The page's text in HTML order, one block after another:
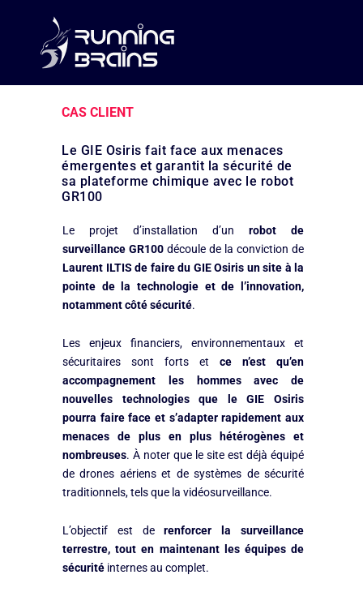
CAS CLIENT
Le GIE Osiris fait face aux menaces
émergentes et garantit la sécurité de
sa plateforme chimique avec le robot
GR100
Le projet d’installation d’un robot de
surveillance GR100 découle de la conviction de
Laurent ILTIS de faire du GIE Osiris un site à la
pointe de la technologie et de l’innovation,
notamment côté sécurité.
Les enjeux financiers, environnementaux et
sécuritaires sont forts et ce n’est qu’en
accompagnement les hommes avec de
nouvelles technologies que le GIE Osiris
pourra faire face et s’adapter rapidement aux
menaces de plus en plus hétérogènes et
nombreuses. À noter que le site est déjà équipé
de drones aériens et de systèmes de sécurité
traditionnels, tels que la vidéosurveillance.
L’objectif est derenforcer la surveillance
terrestre, tout en maintenant les équipes de
sécurité internes au complet.